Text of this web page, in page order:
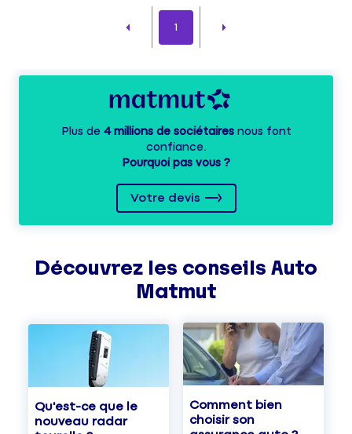
1
Plus de 4 millions de sociétairesnous font
confiance.
Pourquoi pas vous ?
Votre devis
Découvrez les conseils Auto
Matmut
Qu'est-ce que le
nouveau radar
Comment bien
choisir son